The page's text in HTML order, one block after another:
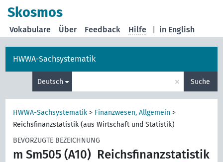
Skosmos
in English
Vokabulare Über Feedback Hilfe
HWWA-Sachsystematik
Deutsch × Suche
HWWA-Sachsystematik > Finanzwesen, Allgemein >
Reichsfinanzstatistik (aus Wirtschaft und Statistik)
BEVORZUGTE BEZEICHNUNG
m Sm505 (A10) Reichsfinanzstatistik